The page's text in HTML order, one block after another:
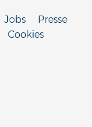
Jobs
Presse
Cookies